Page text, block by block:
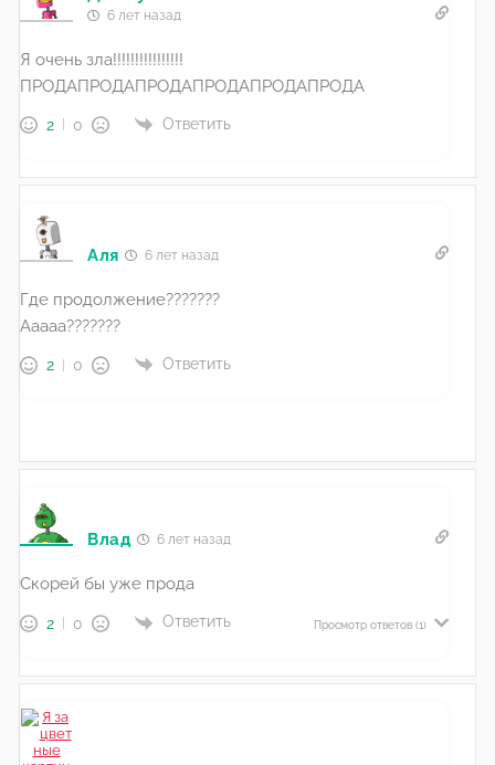
6 лет назад
Я очень зла!!!!!!!!!!!!!!!!
ПРОДАПРОДАПРОДАПРОДАПРОДАПРОДА
2 0 Ответить
Аля 6 лет назад
Где продолжение???????
Ааааа???????
2 0 Ответить
Влад 6 лет назад
Скорей бы уже прода
2 0 Ответить Просмотр ответов (1)